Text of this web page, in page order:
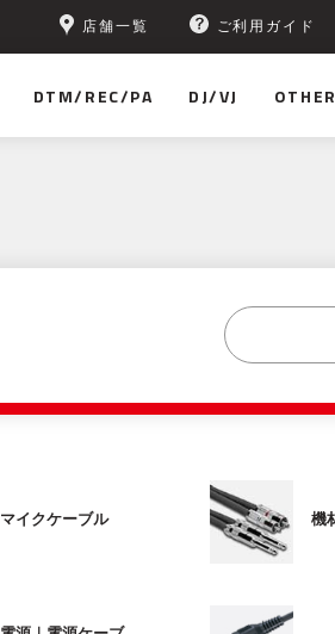
店舗一覧 ご利用ガイド
DTM/REC/PA DJ/VJ OTHER
マイクケーブル 機